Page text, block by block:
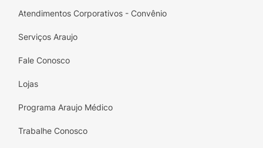
Atendimentos Corporativos - Convênio
Serviços Araujo
Fale Conosco
Lojas
Programa Araujo Médico
Trabalhe Conosco